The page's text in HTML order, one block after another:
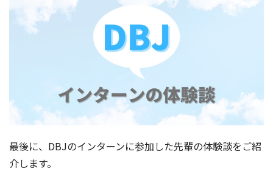
最後に、DBJのインターンに参加した先輩の体験談をご紹
介します。